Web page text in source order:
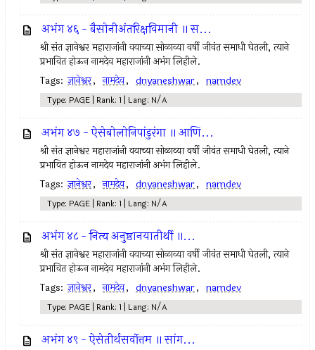
अभंग ४६ - बैसोनीअंतरिक्षविमानी ॥ स...
श्री संत ज्ञानेश्वर महाराजांनी वयाच्या सोळाव्या वर्षी जीवंत समाधी घेतली, त्याने
प्रभावित होऊन नामदेव महाराजांनी अभंग लिहीले.
Tags: ज्ञानेश्वर, नामदेव, dnyaneshwar, namdev
Type: PAGE | Rank: 1 | Lang: N/A
अभंग ४७ - ऐसेबोलोनिपांडुरंगा ॥ आणि...
श्री संत ज्ञानेश्वर महाराजांनी वयाच्या सोळाव्या वर्षी जीवंत समाधी घेतली, त्याने
प्रभावित होऊन नामदेव महाराजांनी अभंग लिहीले.
Tags: ज्ञानेश्वर, नामदेव, dnyaneshwar, namdev
Type: PAGE | Rank: 1 | Lang: N/A
अभंग ४८ - नित्य अनुष्ठानयातीर्थी ॥...
श्री संत ज्ञानेश्वर महाराजांनी वयाच्या सोळाव्या वर्षी जीवंत समाधी घेतली, त्याने
प्रभावित होऊन नामदेव महाराजांनी अभंग लिहीले.
Tags: ज्ञानेश्वर, नामदेव, dnyaneshwar, namdev
Type: PAGE | Rank: 1 | Lang: N/A
अभंग ४९ - ऐसेतीर्थसर्वोत्तम ॥ सांग...